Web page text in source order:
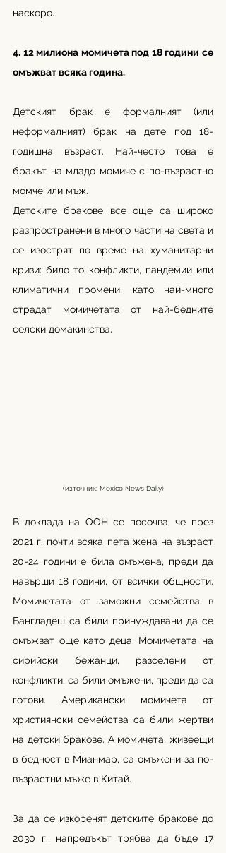
наскоро.
4. 12 милиона момичета под 18 години се
омъжват всяка година.
Детският брак е формалният (или
неформалният) брак на дете под 18-
годишна възраст. Най-често това е
бракът на младо момиче с по-възрастно
момче или мъж.
Детските бракове все още са широко
разпространени в много части на света и
се изострят по време на хуманитарни
кризи: било то конфликти, пандемии или
климатични промени, като най-много
страдат момичетата от най-бедните
селски домакинства.
(източник: Mexico News Daily)
В доклада на ООН се посочва, че през
2021 г. почти всяка пета жена на възраст
20-24 години е била омъжена, преди да
навърши 18 години, от всички общности.
Момичетата от заможни семейства в
Бангладеш са били принуждавани да се
омъжват още като деца. Момичетата на
сирийски бежанци, разселени от
конфликти, са били омъжени, преди да са
готови. Американски момичета от
християнски семейства са били жертви
на детски бракове. А момичета, живеещи
в бедност в Мианмар, са омъжени за по-
възрастни мъже в Китай.
За да се изкоренят детските бракове до
2030 г., напредъкът трябва да бъде 17